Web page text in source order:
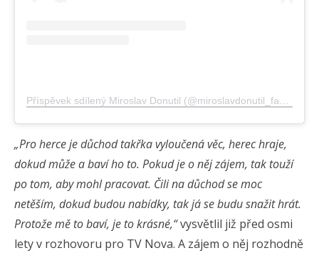
„Pro herce je důchod takřka vyloučená věc, herec hraje,
dokud může a baví ho to. Pokud je o něj zájem, tak touží
po tom, aby mohl pracovat. Čili na důchod se moc
netěším, dokud budou nabídky, tak já se budu snažit hrát.
Protože mě to baví, je to krásné,“vysvětlil již před osmi
lety v rozhovoru pro TV Nova. A zájem o něj rozhodně